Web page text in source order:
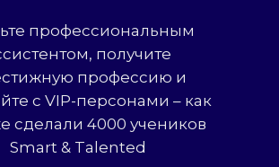
профессиональным
получите
профессию и
с VIP-персонами – как
сделали 4000 учеников
Smart & Talented